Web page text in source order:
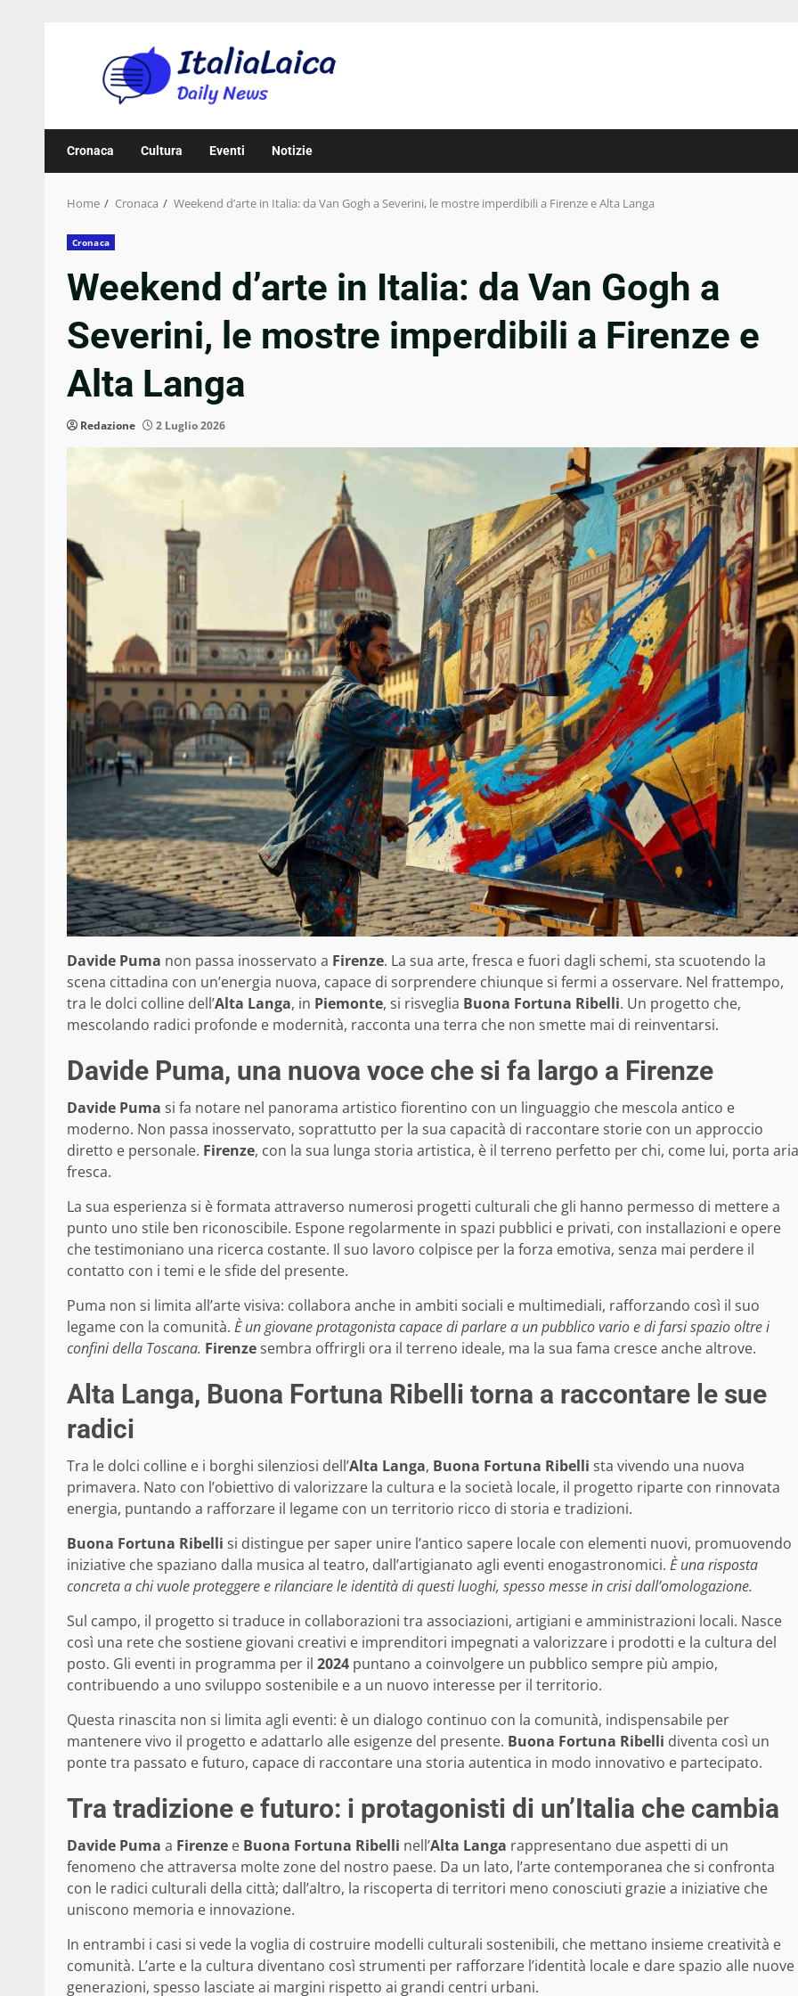
Cronaca Cultura Eventi Notizie
Home Cronaca Weekend d’arte in Italia: da Van Gogh a Severini, le mostre imperdibili a Firenze e Alta Langa
Cronaca
Weekend d’arte in Italia: da Van Gogh a
Severini, le mostre imperdibili a Firenze e
Alta Langa
Redazione 2 Luglio 2026
Davide Puma non passa inosservato a Firenze. La sua arte, fresca e fuori dagli schemi, sta scuotendo la
scena cittadina con un’energia nuova, capace di sorprendere chiunque si fermi a osservare. Nel frattempo,
tra le dolci colline dell’Alta Langa, in Piemonte, si risveglia Buona Fortuna Ribelli. Un progetto che,
mescolando radici profonde e modernità, racconta una terra che non smette mai di reinventarsi.
Davide Puma, una nuova voce che si fa largo a Firenze
Davide Puma si fa notare nel panorama artistico fiorentino con un linguaggio che mescola antico e
moderno. Non passa inosservato, soprattutto per la sua capacità di raccontare storie con un approccio
diretto e personale. Firenze, con la sua lunga storia artistica, è il terreno perfetto per chi, come lui, porta aria
fresca.
La sua esperienza si è formata attraverso numerosi progetti culturali che gli hanno permesso di mettere a
punto uno stile ben riconoscibile. Espone regolarmente in spazi pubblici e privati, con installazioni e opere
che testimoniano una ricerca costante. Il suo lavoro colpisce per la forza emotiva, senza mai perdere il
contatto con i temi e le sfide del presente.
Puma non si limita all’arte visiva: collabora anche in ambiti sociali e multimediali, rafforzando così il suo
legame con la comunità. È un giovane protagonista capace di parlare a un pubblico vario e di farsi spazio oltre i
confini della Toscana. Firenzesembra offrirgli ora il terreno ideale, ma la sua fama cresce anche altrove.
Alta Langa, Buona Fortuna Ribelli torna a raccontare le sue
radici
Tra le dolci colline e i borghi silenziosi dell’Alta Langa, Buona Fortuna Ribelli sta vivendo una nuova
primavera. Nato con l’obiettivo di valorizzare la cultura e la società locale, il progetto riparte con rinnovata
energia, puntando a rafforzare il legame con un territorio ricco di storia e tradizioni.
Buona Fortuna Ribelli si distingue per saper unire l’antico sapere locale con elementi nuovi, promuovendo
iniziative che spaziano dalla musica al teatro, dall’artigianato agli eventi enogastronomici. È una risposta
concreta a chi vuole proteggere e rilanciare le identità di questi luoghi, spesso messe in crisi dall’omologazione.
Sul campo, il progetto si traduce in collaborazioni tra associazioni, artigiani e amministrazioni locali. Nasce
così una rete che sostiene giovani creativi e imprenditori impegnati a valorizzare i prodotti e la cultura del
posto. Gli eventi in programma per il 2024 puntano a coinvolgere un pubblico sempre più ampio,
contribuendo a uno sviluppo sostenibile e a un nuovo interesse per il territorio.
Questa rinascita non si limita agli eventi: è un dialogo continuo con la comunità, indispensabile per
mantenere vivo il progetto e adattarlo alle esigenze del presente. Buona Fortuna Ribelli diventa così un
ponte tra passato e futuro, capace di raccontare una storia autentica in modo innovativo e partecipato.
Tra tradizione e futuro: i protagonisti di un’Italia che cambia
Davide Puma a Firenze e Buona Fortuna Ribelli nell’Alta Langa rappresentano due aspetti di un
fenomeno che attraversa molte zone del nostro paese. Da un lato, l’arte contemporanea che si confronta
con le radici culturali della città; dall’altro, la riscoperta di territori meno conosciuti grazie a iniziative che
uniscono memoria e innovazione.
In entrambi i casi si vede la voglia di costruire modelli culturali sostenibili, che mettano insieme creatività e
comunità. L’arte e la cultura diventano così strumenti per rafforzare l’identità locale e dare spazio alle nuove
generazioni, spesso lasciate ai margini rispetto ai grandi centri urbani.